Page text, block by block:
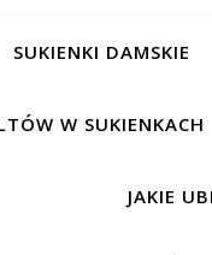
SUKIENKI DAMSKIE
W SUKIENKACH
JAKIE